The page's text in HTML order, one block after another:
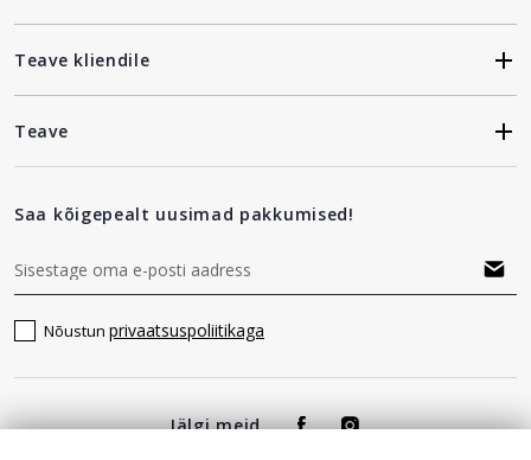
Teave kliendile
Teave
Saa kõigepealt uusimad pakkumised!
Nõustun privaatsuspoliitikaga
Jälgi meid